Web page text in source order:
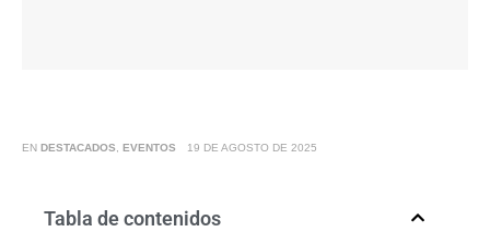
EN DESTACADOS EVENTOS 19 DE AGOSTO DE 2025
Tabla de contenidos